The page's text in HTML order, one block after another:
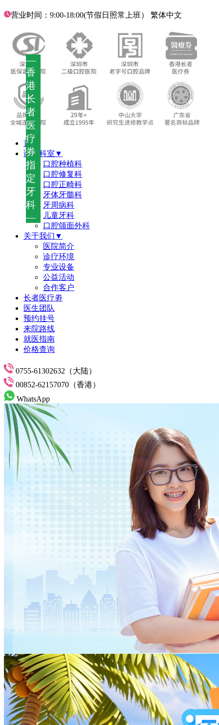
—
香
港
长
者
医
疗
券
指
定
牙
科
—
营业时间：9:00-18:00(节假日照常上班） 繁体中文
首页
诊疗科室▼
口腔种植科
口腔修复科
口腔正畸科
牙体牙髓科
牙周病科
儿童牙科
口腔颌面外科
关于我们▼
医院简介
诊疗环境
专业设备
公益活动
合作客户
长者医疗劵
医生团队
预约挂号
来院路线
就医指南
价格查询
0755-61302632（大陆）
00852-62157070（香港）
WhatsApp